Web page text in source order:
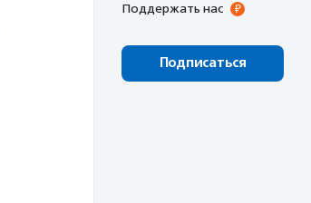
Поддержать нас
Подписаться